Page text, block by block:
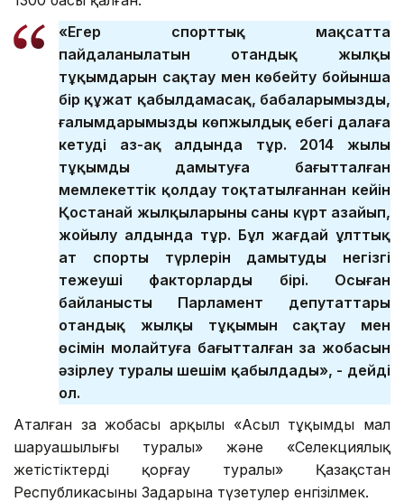
«Егер спорттық мақсатта
пайдаланылатын отандық жылқы
тұқымдарын сақтау мен көбейту бойынша
бір құжат қабылдамасақ, бабаларымыздың,
ғалымдарымыздың көпжылдық еңбегі далаға
кетудің аз-ақ алдында тұр. 2014 жылы
тұқымды дамытуға бағытталған
мемлекеттік қолдау тоқтатылғаннан кейін
Қостанай жылқыларының саны күрт азайып,
жойылу алдында тұр. Бұл жағдай ұлттық
ат спорты түрлерін дамытудың негізгі
тежеуші факторлардың бірі. Осыған
байланысты Парламент депутаттары
отандық жылқы тұқымын сақтау мен
өсімін молайтуға бағытталған заң жобасын
әзірлеу туралы шешім қабылдады», - дейді
ол.
Аталған заң жобасы арқылы «Асыл тұқымды мал
шаруашылығы туралы» және «Селекциялық
жетістіктерді қорғау туралы» Қазақстан
Республикасының Заңдарына түзетулер енгізілмек.